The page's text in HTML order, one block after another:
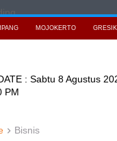
MOJOKERTO GRESIK
: Sabtu 8 Agustus
PM
Bisnis